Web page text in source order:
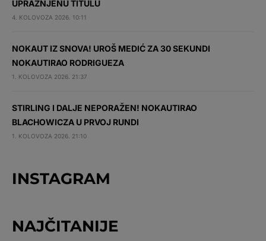
UPRAŽNJENU TITULU
4. KOLOVOZA 2026. 10:11
NOKAUT IZ SNOVA! UROŠ MEDIĆ ZA 30 SEKUNDI
NOKAUTIRAO RODRIGUEZA
1. KOLOVOZA 2026. 21:37
STIRLING I DALJE NEPORAŽEN! NOKAUTIRAO
BLACHOWICZA U PRVOJ RUNDI
1. KOLOVOZA 2026. 21:10
INSTAGRAM
NAJČITANIJE